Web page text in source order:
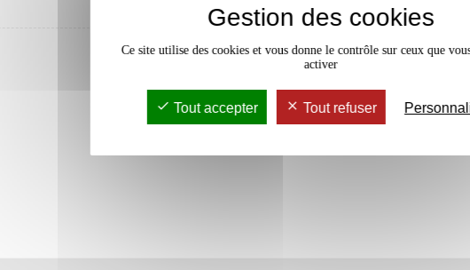
36h
Gestion des cookies
Ce site utilise des cookies et vous donne le contrôle sur ceux que
activer
Tout accepter Tout refuser